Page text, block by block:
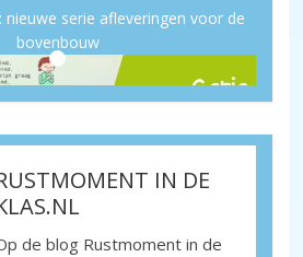
nieuwe serie afleveringen voor de
bovenbouw
Rustvlinder
IN DE
de blog Rustmoment in de